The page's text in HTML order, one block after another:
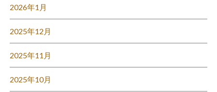
2026年1月
2025年12月
2025年11月
2025年10月